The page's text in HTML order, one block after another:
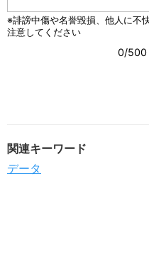
関連キーワード
データ